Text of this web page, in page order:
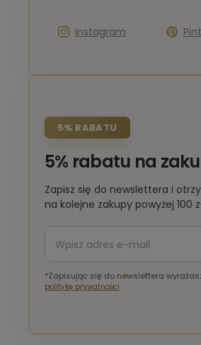
Instagram
5% RABATU
5% rabatu na
Zapisz się do newslettera i
na kolejne zakupy powyżej 100
*Zapisując się do newslettera
politykę prywatności